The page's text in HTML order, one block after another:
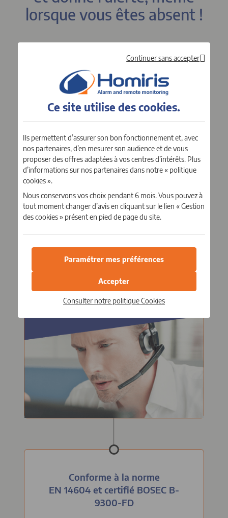
lorsque vous êtes absent !
Le détecteur de fumée est connecté
24h/24 au système d'alarme et au
présent ou non, nous veillons sur votre
sécurité.
Conforme à la norme
EN 14604 et certifié BOSEC B-
9300-FD
Continuer sans accepter
Ce site utilise descookies.
Ils permettent d’assurer son bon fonctionnement et, avec
nos partenaires, d’en mesurer son audience et de vous
proposer des offres adaptées à vos centres d’intérêts. Plus
d’informations sur nos partenaires dans notre « politique
cookies ».
Nous conservons vos choix pendant 6 mois. Vous pouvez à
tout moment changer d’avis en cliquant sur le lien « Gestion
des cookies » présent en pied de page du site.
Accepter
Paramétrer mes préférences
Consulter notre politiqueCookies